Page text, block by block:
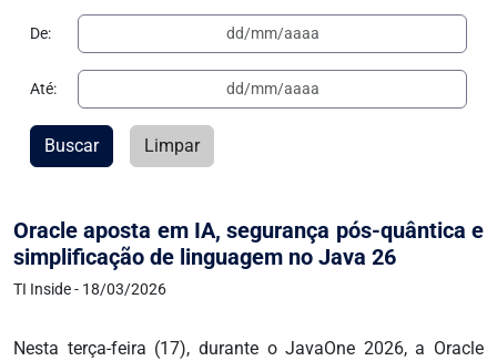
Oracle aposta em IA, segurança pós-quântica e
simplificação de linguagem no Java 26
TI Inside - 18/03/2026
Nesta terça-feira (17), durante o JavaOne 2026, a Oracle
De:
Até:
Buscar Limpar